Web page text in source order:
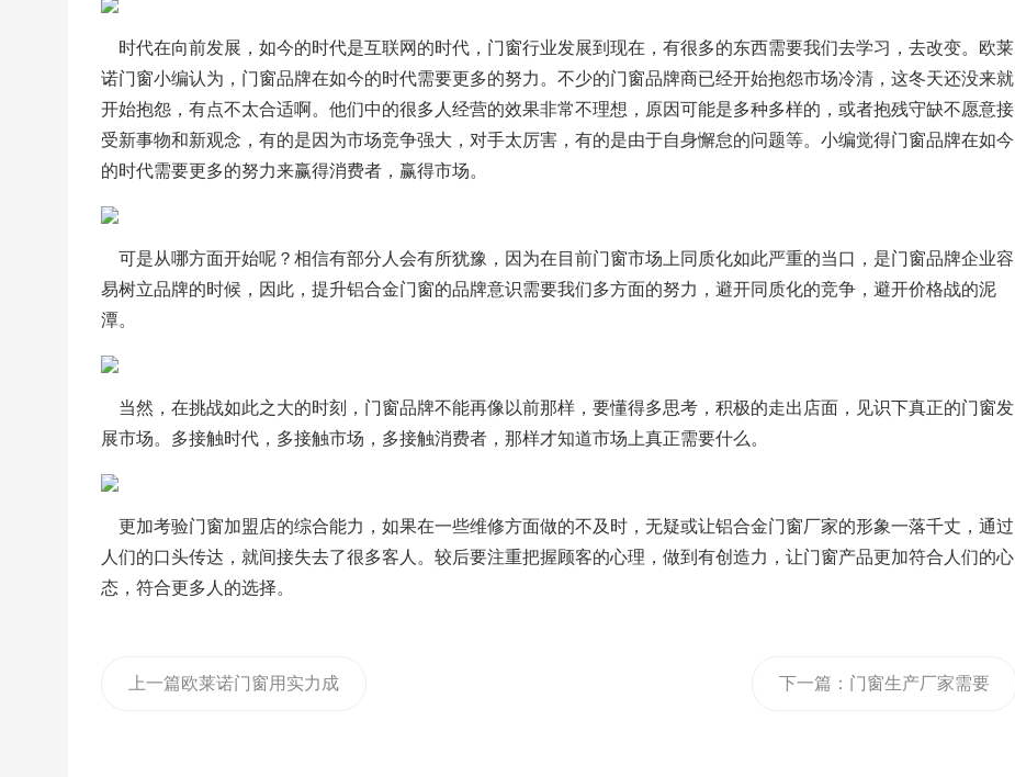
时代在向前发展，如今的时代是互联网的时代，门窗行业发展到现在，有很多的东西需要我们去学习，去改变。欧莱
诺门窗小编认为，门窗品牌在如今的时代需要更多的努力。不少的门窗品牌商已经开始抱怨市场冷清，这冬天还没来就
开始抱怨，有点不太合适啊。他们中的很多人经营的效果非常不理想，原因可能是多种多样的，或者抱残守缺不愿意接
受新事物和新观念，有的是因为市场竞争强大，对手太厉害，有的是由于自身懈怠的问题等。小编觉得门窗品牌在如今
的时代需要更多的努力来赢得消费者，赢得市场。
可是从哪方面开始呢？相信有部分人会有所犹豫，因为在目前门窗市场上同质化如此严重的当口，是门窗品牌企业容
易树立品牌的时候，因此，提升铝合金门窗的品牌意识需要我们多方面的努力，避开同质化的竞争，避开价格战的泥
潭。
当然，在挑战如此之大的时刻，门窗品牌不能再像以前那样，要懂得多思考，积极的走出店面，见识下真正的门窗发
展市场。多接触时代，多接触市场，多接触消费者，那样才知道市场上真正需要什么。
更加考验门窗加盟店的综合能力，如果在一些维修方面做的不及时，无疑或让铝合金门窗厂家的形象一落千丈，通过
人们的口头传达，就间接失去了很多客人。较后要注重把握顾客的心理，做到有创造力，让门窗产品更加符合人们的心
态，符合更多人的选择。
上一篇欧莱诺门窗用实力成 下一篇： 门窗生产厂家需要